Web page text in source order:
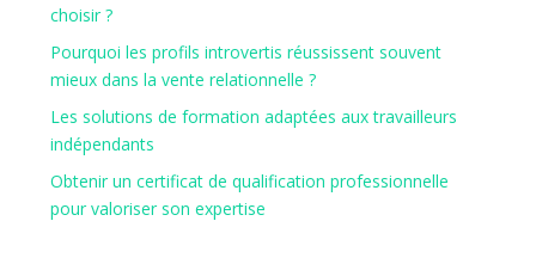
choisir ?
Pourquoi les profils introvertis réussissent souvent
mieux dans la vente relationnelle ?
Les solutions de formation adaptées aux travailleurs
indépendants
Obtenir un certificat de qualification professionnelle
pour valoriser son expertise